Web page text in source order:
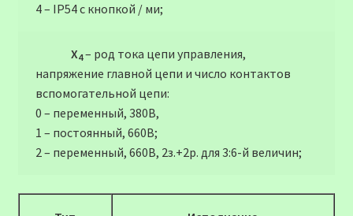
4 – IР54 с кнопкой / ми;
Х4– род тока цепи управления,
напряжение главной цепи и число контактов
вспомогательной цепи:
0 – переменный, 380В,
1 – постоянный, 660В;
2 – переменный, 660В, 2з.+2р. для 3:6-й величин;